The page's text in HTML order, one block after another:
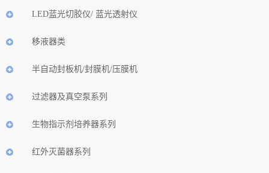
LED蓝光切胶仪/ 蓝光透射仪
移液器类
半自动封板机/封膜机/压膜机
过滤器及真空泵系列
生物指示剂培养器系列
红外灭菌器系列